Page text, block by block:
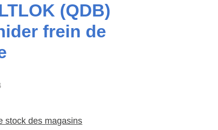
(QDB)
frein de
stock des magasins